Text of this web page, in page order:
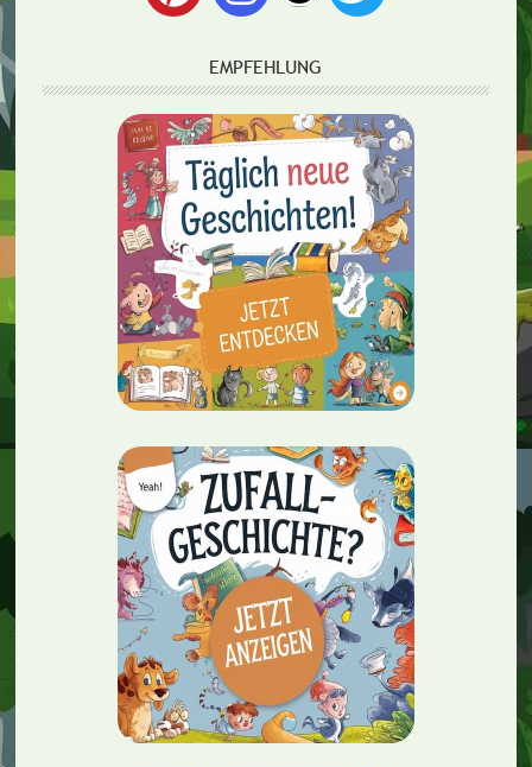
EMPFEHLUNG